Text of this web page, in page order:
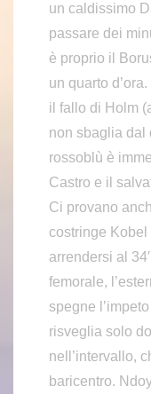
un caldissimo
passare dei
è proprio il
un quarto
il fallo di Holm
non sbaglia dal
rossoblù è
Castro e il
Ci provano
costringe
arrendersi al
femorale,
spegne
risveglia solo
nell’intervallo,
baricentro.